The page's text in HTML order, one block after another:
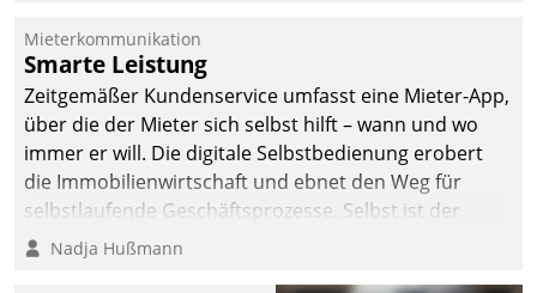
Mieterkommunikation
Smarte Leistung
Zeitgemäßer Kundenservice umfasst eine Mieter-App,
über die der Mieter sich selbst hilft – wann und wo
immer er will. Die digitale Selbstbedienung erobert
die Immobilienwirtschaft und ebnet den Weg für
selbstlaufende Geschäftsprozesse. Selbst ist der
Kunde und smart der Serviceanbieter.
Nadja Hußmann